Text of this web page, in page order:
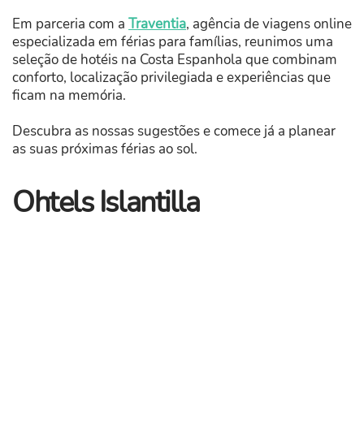
Em parceria com a Traventia, agência de viagens online
especializada em férias para famílias, reunimos uma
seleção de hotéis na Costa Espanhola que combinam
conforto, localização privilegiada e experiências que
ficam na memória.
Descubra as nossas sugestões e comece já a planear
as suas próximas férias ao sol.
Ohtels Islantilla